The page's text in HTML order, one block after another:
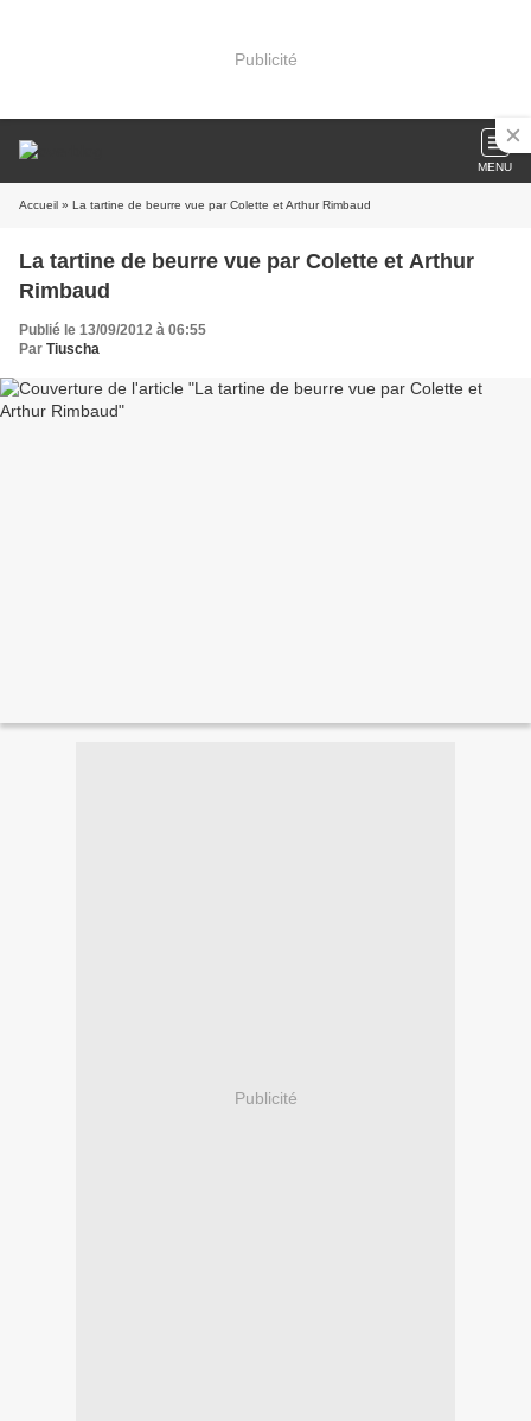
Publicité
MENU
Accueil » La tartine de beurre vue par Colette et Arthur Rimbaud
La tartine de beurre vue par Colette et Arthur
Rimbaud
Publié le 13/09/2012 à 06:55
Par Tiuscha
Publicité